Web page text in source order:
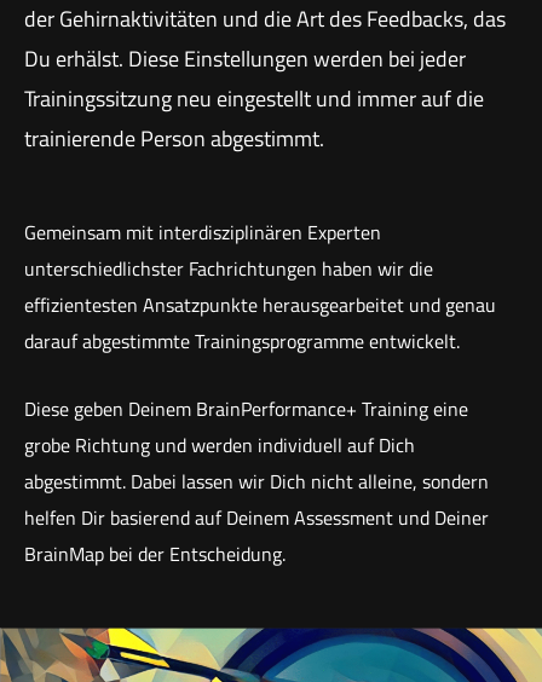
der Gehirnaktivitäten und die Art des Feedbacks, das
Du erhälst. Diese Einstellungen werden bei jeder
Trainingssitzung neu eingestellt und immer auf die
trainierende Person abgestimmt.
Gemeinsam mit interdisziplinären Experten
unterschiedlichster Fachrichtungen haben wir die
effizientesten Ansatzpunkte herausgearbeitet und genau
darauf abgestimmte Trainingsprogramme entwickelt.
Diese geben Deinem BrainPerformance+ Training eine
grobe Richtung und werden individuell auf Dich
abgestimmt. Dabei lassen wir Dich nicht alleine, sondern
helfen Dir basierend auf Deinem Assessment und Deiner
BrainMap bei der Entscheidung.